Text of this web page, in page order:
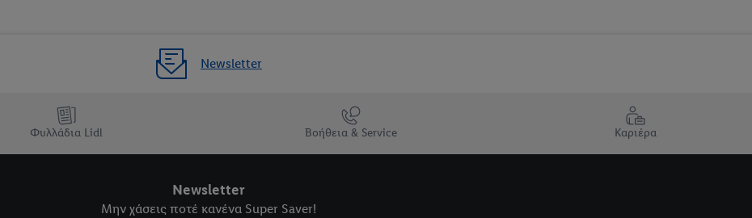
Newsletter
Φυλλάδια Lidl Βοήθεια & Service Καριέρα
Newsletter
Μην χάσεις ποτέ κανένα Super Saver!